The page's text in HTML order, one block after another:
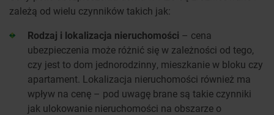
zależą od wielu czynników takich jak:
Rodzaj i lokalizacja nieruchomości – cena
ubezpieczenia może różnić się w zależności od tego,
czy jest to dom jednorodzinny, mieszkanie w bloku czy
apartament. Lokalizacja nieruchomości również ma
wpływ na cenę – pod uwagę brane są takie czynniki
jak ulokowanie nieruchomości na obszarze o